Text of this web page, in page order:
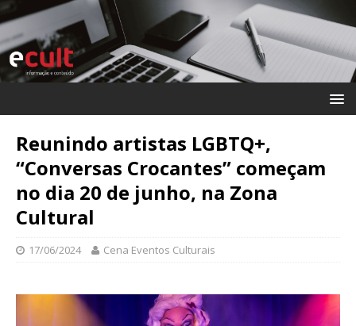
Reunindo artistas LGBTQ+,
“Conversas Crocantes” começam
no dia 20 de junho, na Zona
Cultural
17/06/2024 Cena Eventos Culturais